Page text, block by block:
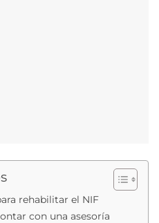
rehabilitar el NIF
con una asesoría